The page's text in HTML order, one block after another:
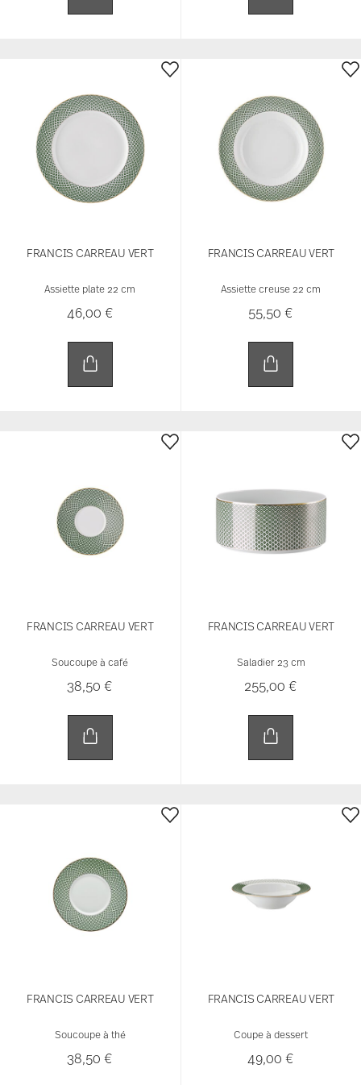
FRANCIS CARREAU VERT
Assiette plate 22 cm
46,00 €
FRANCIS CARREAU VERT
Assiette creuse 22 cm
55,50 €
FRANCIS CARREAU VERT
Soucoupe à café
38,50 €
FRANCIS CARREAU VERT
Saladier 23 cm
255,00 €
FRANCIS CARREAU VERT
Soucoupe à thé
38,50 €
FRANCIS CARREAU VERT
Coupe à dessert
49,00 €